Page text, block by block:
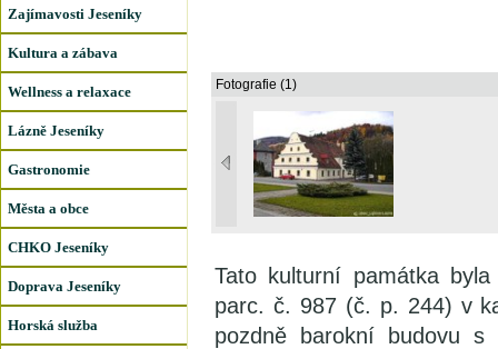
Zajímavosti Jeseníky
Kultura a zábava
Wellness a relaxace
Lázně Jeseníky
Gastronomie
Města a obce
CHKO Jeseníky
Doprava Jeseníky
Horská služba
Fotografie (1)
Tato kulturní památka
parc. č. 987 (č. p. 244) v
pozdně barokní budovu